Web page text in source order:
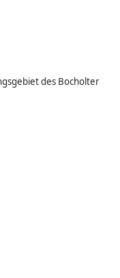
des Bocholter